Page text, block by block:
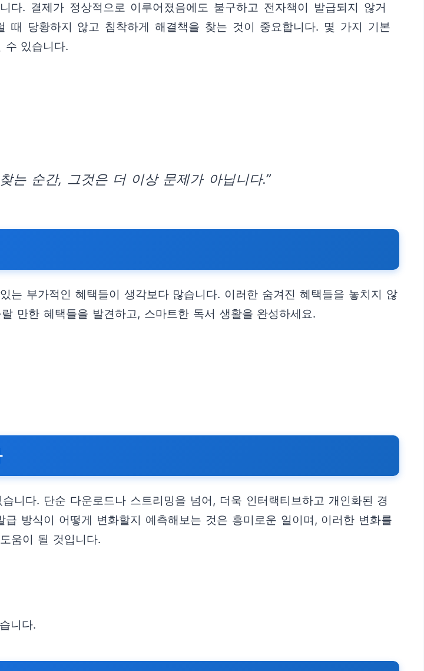
. 결제가 정상적으로 이루어졌음에도 불구하고 전자책이 발급되지 않거
당황하지 않고 침착하게 해결책을 찾는 것이 중요합니다. 몇 가지 기본
있습니다.
는 순간, 그것은 더 이상 문제가 아닙니다.”
부가적인 혜택들이 생각보다 많습니다. 이러한 숨겨진 혜택들을 놓치지 않
만한 혜택들을 발견하고, 스마트한 독서 생활을 완성하세요.
니다. 단순 다운로드나 스트리밍을 넘어, 더욱 인터랙티브하고 개인화된 경
방식이 어떻게 변화할지 예측해보는 것은 흥미로운 일이며, 이러한 변화를
움이 될 것입니다.
니다.